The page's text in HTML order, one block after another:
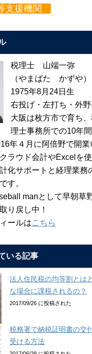
支援機関
税理士 山端一弥
（やまばた かずや）
1975年8月24日生
右投げ・左打ち・外
大阪は枚方市で育ち
理士事務所での10年
年４月に阿倍野で開業
ラウド会計やExcelを
化サポートと経理業務
す。
manとして早朝草
り戻し中！
ールはこちら
いる記事
法人住民税の均等割とは
な場合に課税されるの？
2017/09/26 に投稿された
税務署で納税証明書の交
受ける方法